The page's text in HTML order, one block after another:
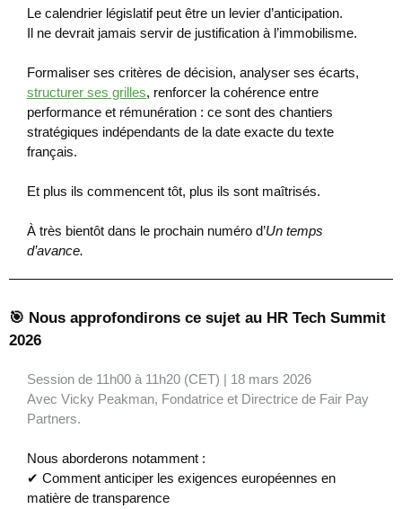
Le calendrier législatif peut être un levier d’anticipation.
Il ne devrait jamais servir de justification à l’immobilisme.
Formaliser ses critères de décision, analyser ses écarts,
structurer ses grilles, renforcer la cohérence entre
performance et rémunération : ce sont des chantiers
stratégiques indépendants de la date exacte du texte
français.
Et plus ils commencent tôt, plus ils sont maîtrisés.
À très bientôt dans le prochain numéro d’Un temps
d’avance.
🎯 Nous approfondirons ce sujet au HR Tech Summit
2026
Session de 11h00 à 11h20 (CET) | 18 mars 2026
Avec Vicky Peakman, Fondatrice et Directrice de Fair Pay
Partners.
Nous aborderons notamment :
✔ Comment anticiper les exigences européennes en
matière de transparence